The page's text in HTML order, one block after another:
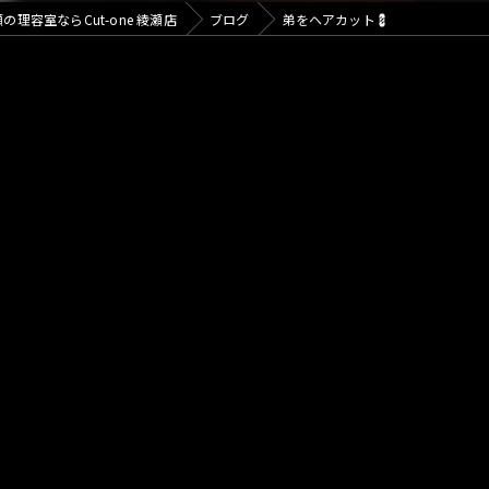
の理容室ならCut-one 綾瀬店 ブログ 弟をヘアカット💈